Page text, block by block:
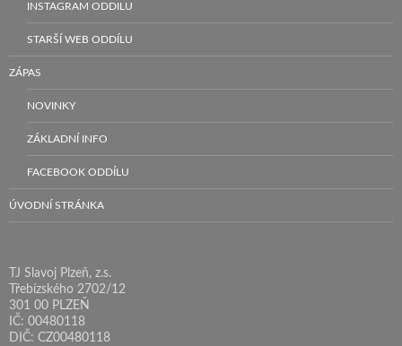
INSTAGRAM ODDILU
STARŠÍ WEB ODDÍLU
ZÁPAS
NOVINKY
ZÁKLADNÍ INFO
FACEBOOK ODDÍLU
ÚVODNÍ STRÁNKA
TJ Slavoj Plzeň, z.s.
Třebízského 2702/12
301 00 PLZEŇ
IČ: 00480118
DIČ: CZ00480118